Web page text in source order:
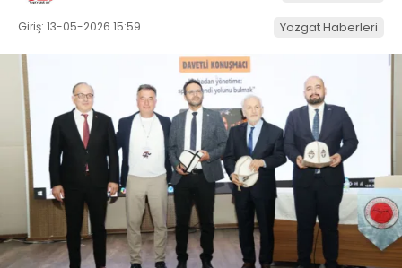
Giriş: 13-05-2026 15:59 Yozgat Haberleri